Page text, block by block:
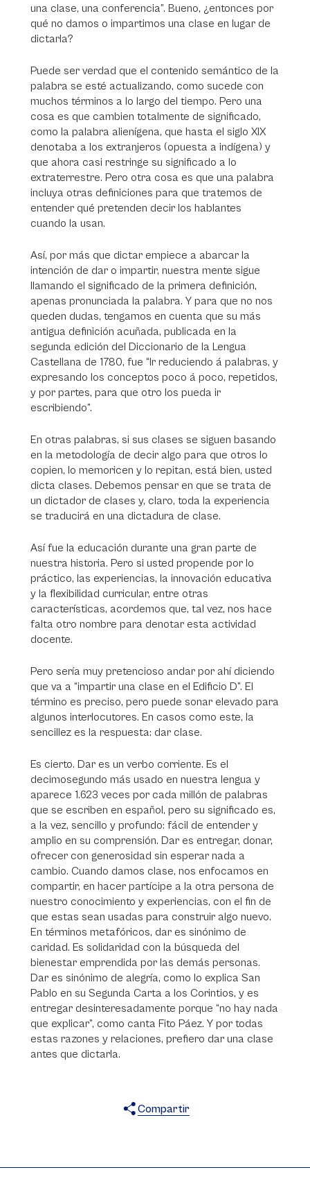
una clase, una conferencia”. Bueno, ¿entonces por
qué no damos o impartimos una clase en lugar de
dictarla?
Puede ser verdad que el contenido semántico de la
palabra se esté actualizando, como sucede con
muchos términos a lo largo del tiempo. Pero una
cosa es que cambien totalmente de significado,
como la palabra alienígena, que hasta el siglo XIX
denotaba a los extranjeros (opuesta a indígena) y
que ahora casi restringe su significado a lo
extraterrestre. Pero otra cosa es que una palabra
incluya otras definiciones para que tratemos de
entender qué pretenden decir los hablantes
cuando la usan.
Así, por más que dictar empiece a abarcar la
intención de dar o impartir, nuestra mente sigue
llamando el significado de la primera definición,
apenas pronunciada la palabra. Y para que no nos
queden dudas, tengamos en cuenta que su más
antigua definición acuñada, publicada en la
segunda edición del Diccionario de la Lengua
Castellana de 1780, fue “Ir reduciendo á palabras, y
expresando los conceptos poco á poco, repetidos,
y por partes, para que otro los pueda ir
escribiendo”.
En otras palabras, si sus clases se siguen basando
en la metodología de decir algo para que otros lo
copien, lo memoricen y lo repitan, está bien, usted
dicta clases. Debemos pensar en que se trata de
un dictador de clases y, claro, toda la experiencia
se traducirá en una dictadura de clase.
Así fue la educación durante una gran parte de
nuestra historia. Pero si usted propende por lo
práctico, las experiencias, la innovación educativa
y la flexibilidad curricular, entre otras
características, acordemos que, tal vez, nos hace
falta otro nombre para denotar esta actividad
docente.
Pero sería muy pretencioso andar por ahí diciendo
que va a “impartir una clase en el Edificio D”. El
término es preciso, pero puede sonar elevado para
algunos interlocutores. En casos como este, la
sencillez es la respuesta: dar clase.
Es cierto. Dar es un verbo corriente. Es el
decimosegundo más usado en nuestra lengua y
aparece 1.623 veces por cada millón de palabras
que se escriben en español, pero su significado es,
a la vez, sencillo y profundo: fácil de entender y
amplio en su comprensión. Dar es entregar, donar,
ofrecer con generosidad sin esperar nada a
cambio. Cuando damos clase, nos enfocamos en
compartir, en hacer partícipe a la otra persona de
nuestro conocimiento y experiencias, con el fin de
que estas sean usadas para construir algo nuevo.
En términos metafóricos, dar es sinónimo de
caridad. Es solidaridad con la búsqueda del
bienestar emprendida por las demás personas.
Dar es sinónimo de alegría, como lo explica San
Pablo en su Segunda Carta a los Corintios, y es
entregar desinteresadamente porque “no hay nada
que explicar”, como canta Fito Páez. Y por todas
estas razones y relaciones, prefiero dar una clase
antes que dictarla.
Compartir